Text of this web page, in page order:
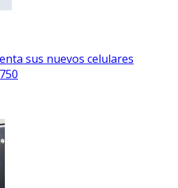
sus nuevos celulares